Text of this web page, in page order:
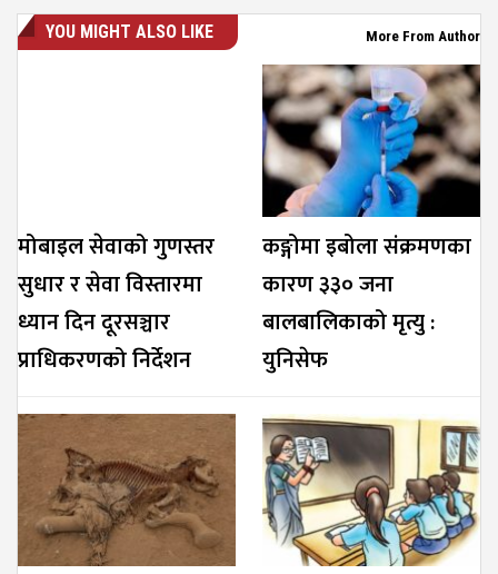
YOU MIGHT ALSO LIKE More From Author
मोबाइल सेवाको गुणस्तर
सुधार र सेवा विस्तारमा
ध्यान दिन दूरसञ्चार
प्राधिकरणको निर्देशन
कङ्गोमा इबोला संक्रमणका
कारण ३३० जना
बालबालिकाको मृत्यु :
युनिसेफ